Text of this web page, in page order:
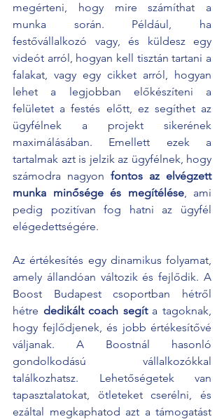
megérteni, hogy mire számíthat a
munka során. Például, ha
festővállalkozó vagy, és küldesz egy
videót arról, hogyan kell tisztán tartani a
falakat, vagy egy cikket arról, hogyan
lehet a legjobban előkészíteni a
felületet a festés előtt, ez segíthet az
ügyfélnek a projekt sikerének
maximálásában. Emellett ezek a
tartalmak azt is jelzik az ügyfélnek, hogy
számodra nagyon fontos az elvégzett
munka minősége és megítélése, ami
pedig pozitívan fog hatni az ügyfél
elégedettségére.
Az értékesítés egy dinamikus folyamat,
amely állandóan változik és fejlődik. A
Boost Budapest csoportban hétről
hétre dedikált coach segít a tagoknak,
hogy fejlődjenek, és jobb értékesítővé
váljanak. A Boostnál hasonló
gondolkodású vállalkozókkal
találkozhatsz. Lehetőségetek van
tapasztalatokat, ötleteket cserélni, és
ezáltal megkaphatod azt a támogatást